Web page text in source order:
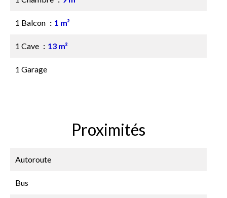
1 Balcon 1 m²
1 Cave 13 m²
1 Garage
Proximités
Autoroute
Bus